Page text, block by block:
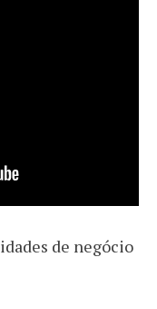
de negócio